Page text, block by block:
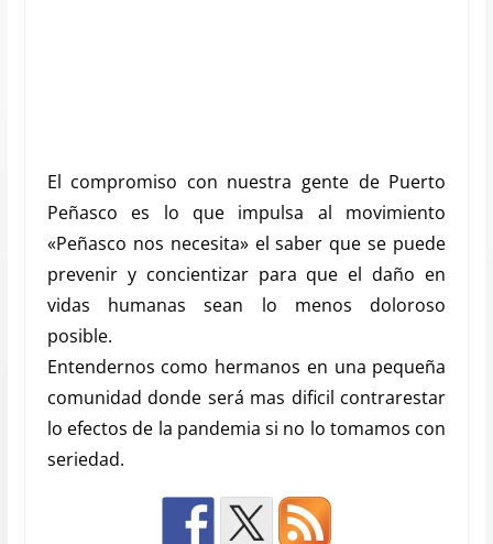
El compromiso con nuestra gente de Puerto
Peñasco es lo que impulsa al movimiento
«Peñasco nos necesita» el saber que se puede
prevenir y concientizar para que el daño en
vidas humanas sean lo menos doloroso
posible.
Entendernos como hermanos en una pequeña
comunidad donde será mas dificil contrarestar
lo efectos de la pandemia si no lo tomamos con
seriedad.